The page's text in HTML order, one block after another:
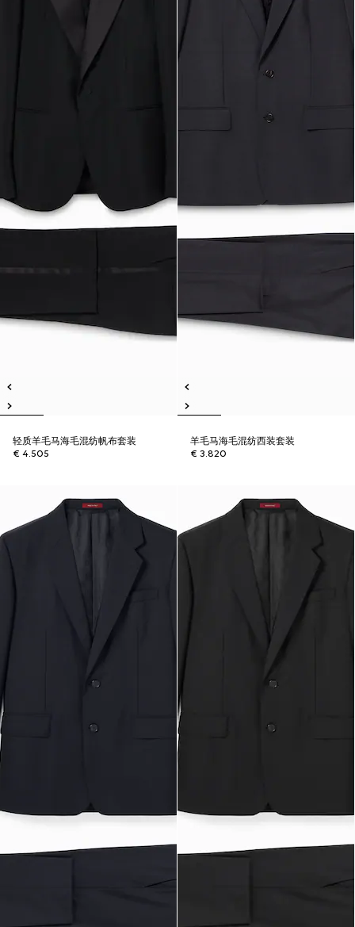
轻质羊毛马海毛混纺帆布套装
€ 4.505
羊毛马海毛混纺西装套装
€ 3.820